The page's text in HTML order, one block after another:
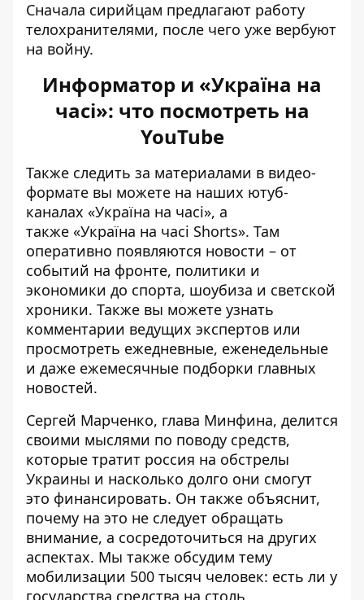
Сначала сирийцам предлагают работу
телохранителями, после чего уже вербуют
на войну.
Информатор и «Україна на
часі»: что посмотреть на
YouTube
Также следить за материалами в видео-
формате вы можете на наших ютуб-
каналах «Україна на часі», а
также «Україна на часі Shorts». Там
оперативно появляются новости – от
событий на фронте, политики и
экономики до спорта, шоубиза и светской
хроники. Также вы можете узнать
комментарии ведущих экспертов или
просмотреть ежедневные, еженедельные
и даже ежемесячные подборки главных
новостей.
Сергей Марченко, глава Минфина, делится
своими мыслями по поводу средств,
которые тратит россия на обстрелы
Украины и насколько долго они смогут
это финансировать. Он также объяснит,
почему на это не следует обращать
внимание, а сосредоточиться на других
аспектах. Мы также обсудим тему
мобилизации 500 тысяч человек: есть ли у
государства средства на столь